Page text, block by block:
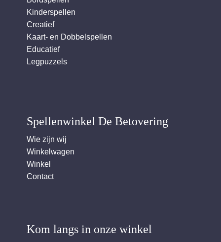
Kinderspellen
Creatief
Kaart- en Dobbelspellen
Educatief
Legpuzzels
Spellenwinkel De Betover​ing
Wie zijn wij
Winkelwagen
Winkel
Contact
Kom langs in onze winkel